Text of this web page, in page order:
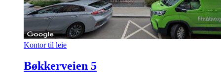
Kontor til leie
Bøkkerveien 5